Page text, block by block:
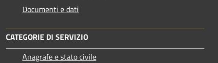
Documenti e dati
CATEGORIE DI SERVIZIO
Anagrafe e stato civile